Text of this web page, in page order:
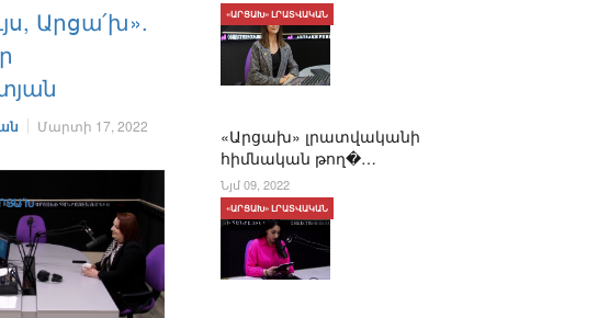
Արցա՛խ».
Մարտի 17, 2022
«Արցախ» լրատվականի
հիմնական թող�…
«ԱՐՑԱԽ» ԼՐԱՏՎԱԿԱՆ
Նյմ 09, 2022
«ԱՐՑԱԽ» ԼՐԱՏՎԱԿԱՆ